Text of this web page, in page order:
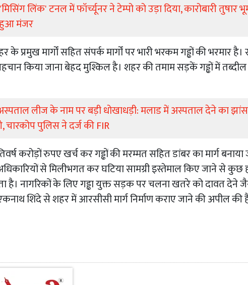
लिंक' टनल में फॉर्च्यूनर ने टेम्पो को उड़ा दिया, कारोबारी तुषार
हुआ मंजर
प्रमुख मार्गों सहित संपर्क मार्गों पर भारी भरकम गड्ढों की भरमार
किया जाना बेहद मुश्किल है। शहर की तमाम सड़कें गड्ढों में
लीज के नाम पर बड़ी धोखाधड़ी: मलाड में अस्पताल देने का
चारकोप पुलिस ने दर्ज की FIR
करोड़ों रुपए खर्च कर गड्ढों की मरम्मत सहित डांबर का मार्ग
से मिलीभगत कर घटिया सामग्री इस्तेमाल किए जाने से
है। नागरिकों के लिए गड्ढा युक्त सड़क पर चलना खतरे को दावत देने
शिंदे से शहर में आरसीसी मार्ग निर्माण कराए जाने की अपील की